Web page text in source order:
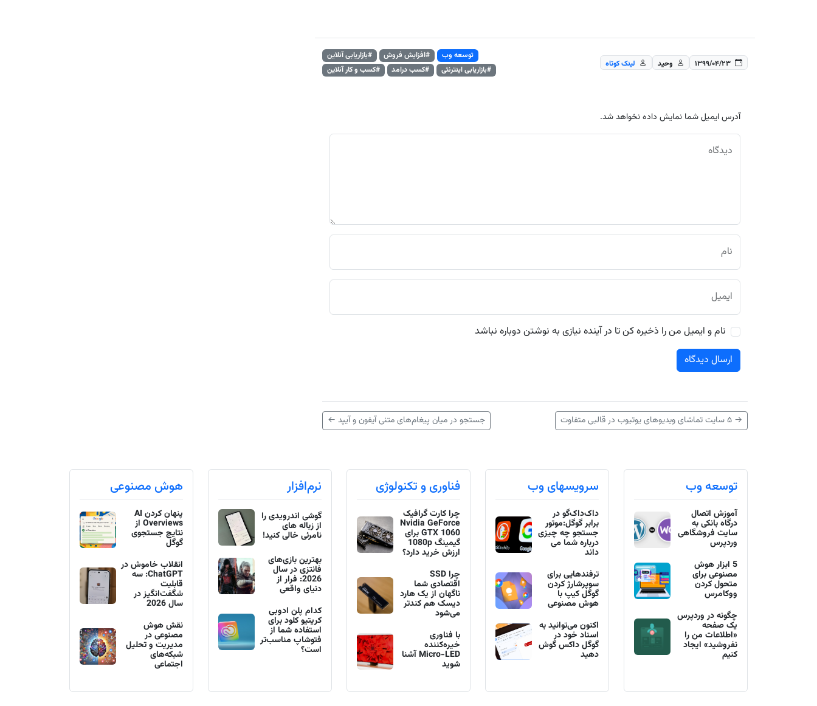
۱۳۹۹/۰۴/۲۳ وحید لینک کوتاه
توسعه وب #افزایش فروش
#بازاریابی آنلاین
#بازاریابی اینترنتی
#کسب درامد #کسب و کار آنلاین
آدرس ایمیل شما نمایش داده نخواهد شد.
دیدگاه
نام
ایمیل
نام و ایمیل من را ذخیره کن تا در آینده نیازی به نوشتن دوباره نباشد
→ ۵ سایت تماشای ویدیوهای یوتیوب در قالبی متفاوت جستجو در میان پیغام‌های متنی آیفون و آیپد ←
توسعه وب
آموزش اتصال
درگاه بانکی به
سایت فروشگاهی
وردپرس
5 ابزار هوش
مصنوعی برای
متحول کردن
ووکامرس
چگونه در وردپرس
یک صفحه
«اطلاعات من را
نفروشید» ایجاد
کنیم
سرویسهای وب
داک‌داک‌گو در
برابر گوگل:موتور
جستجو چه چیزی
درباره شما می
داند
ترفندهایی برای
سوپرشارژ کردن
گوگل کیپ با
هوش مصنوعی
اکنون می‌توانید به
اسناد خود در
گوگل داکس گوش
دهید
فناوری و تکنولوژی
چرا کارت گرافیک
Nvidia GeForce
GTX 1060 برای
گیمینگ 1080p
ارزش خرید دارد؟
چرا SSD
اقتصادی شما
ناگهان از یک هارد
دیسک هم کندتر
می‌شود
با فناوری
خیره‌کننده
Micro-LED آشنا
شوید
نرم‌افزار
گوشی اندرویدی را
از زباله های
نامرئی خالی کنید!
بهترین بازی‌های
فانتزی در سال
2026: فرار از
دنیای واقعی
کدام پلن ادوبی
کریتیو کلود برای
استفاده شما از
فتوشاپ مناسب‌تر
است؟
هوش مصنوعی
پنهان کردن AI
Overviews از
نتایج جستجوی
گوگل
انقلاب خاموش در
ChatGPT: سه
قابلیت
شگفت‌انگیز در
سال 2026
نقش هوش
مصنوعی در
مدیریت و تحلیل
شبکه‌های
اجتماعی